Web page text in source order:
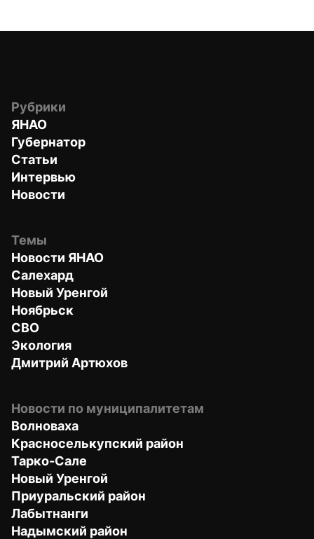
Рубрики
ЯНАО
Губернатор
Статьи
Интервью
Новости
Темы
Новости ЯНАО
Салехард
Новый Уренгой
Ноябрьск
СВО
Экология
Дмитрий Артюхов
Новости по муниципалитетам
Волноваха
Красноселькупский район
Тарко-Сале
Новый Уренгой
Приуральский район
Лабытнанги
Надымский район